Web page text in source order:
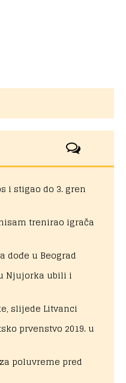
i stigao do 3. gren
trenirao igrača
dođe u Beograd
Njujorka ubili i
slijede Litvanci
prvenstvo 2019. u
poluvreme pred